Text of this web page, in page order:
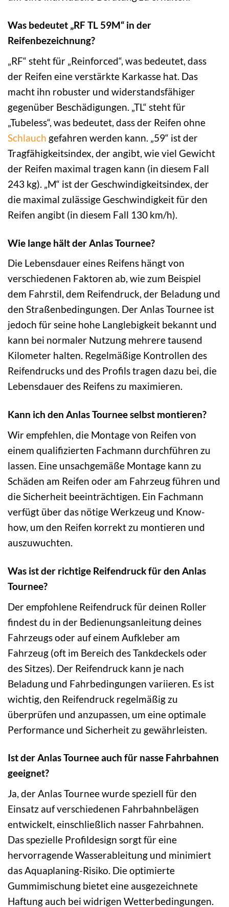
Was bedeutet „RF TL 59M“ in der
Reifenbezeichnung?
„RF“ steht für „Reinforced“, was bedeutet, dass
der Reifen eine verstärkte Karkasse hat. Das
macht ihn robuster und widerstandsfähiger
gegenüber Beschädigungen. „TL“ steht für
„Tubeless“, was bedeutet, dass der Reifen ohne
Schlauch gefahren werden kann. „59“ ist der
Tragfähigkeitsindex, der angibt, wie viel Gewicht
der Reifen maximal tragen kann (in diesem Fall
243 kg). „M“ ist der Geschwindigkeitsindex, der
die maximal zulässige Geschwindigkeit für den
Reifen angibt (in diesem Fall 130 km/h).
Wie lange hält der Anlas Tournee?
Die Lebensdauer eines Reifens hängt von
verschiedenen Faktoren ab, wie zum Beispiel
dem Fahrstil, dem Reifendruck, der Beladung und
den Straßenbedingungen. Der Anlas Tournee ist
jedoch für seine hohe Langlebigkeit bekannt und
kann bei normaler Nutzung mehrere tausend
Kilometer halten. Regelmäßige Kontrollen des
Reifendrucks und des Profils tragen dazu bei, die
Lebensdauer des Reifens zu maximieren.
Kann ich den Anlas Tournee selbst montieren?
Wir empfehlen, die Montage von Reifen von
einem qualifizierten Fachmann durchführen zu
lassen. Eine unsachgemäße Montage kann zu
Schäden am Reifen oder am Fahrzeug führen und
die Sicherheit beeinträchtigen. Ein Fachmann
verfügt über das nötige Werkzeug und Know-
how, um den Reifen korrekt zu montieren und
auszuwuchten.
Was ist der richtige Reifendruck für den Anlas
Tournee?
Der empfohlene Reifendruck für deinen Roller
findest du in der Bedienungsanleitung deines
Fahrzeugs oder auf einem Aufkleber am
Fahrzeug (oft im Bereich des Tankdeckels oder
des Sitzes). Der Reifendruck kann je nach
Beladung und Fahrbedingungen variieren. Es ist
wichtig, den Reifendruck regelmäßig zu
überprüfen und anzupassen, um eine optimale
Performance und Sicherheit zu gewährleisten.
Ist der Anlas Tournee auch für nasse Fahrbahnen
geeignet?
Ja, der Anlas Tournee wurde speziell für den
Einsatz auf verschiedenen Fahrbahnbelägen
entwickelt, einschließlich nasser Fahrbahnen.
Das spezielle Profildesign sorgt für eine
hervorragende Wasserableitung und minimiert
das Aquaplaning-Risiko. Die optimierte
Gummimischung bietet eine ausgezeichnete
Haftung auch bei widrigen Wetterbedingungen.